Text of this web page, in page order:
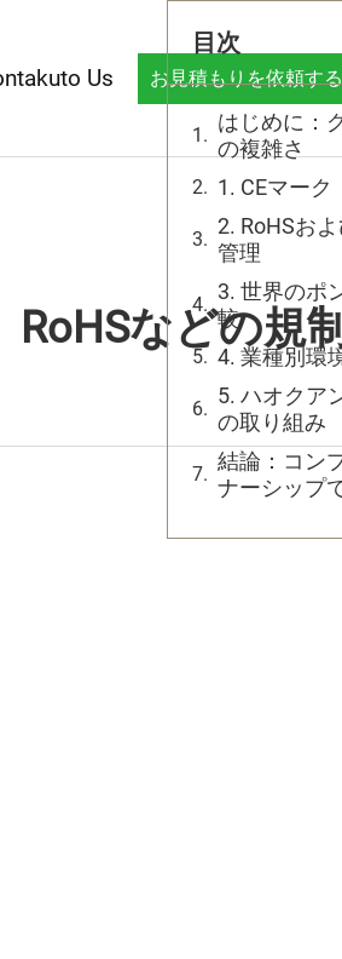
Us お見積もりを依頼する
などの規
目次
はじめに：
の複雑さ
1. CEマーク
2. RoHSお
管理
3. 世界のポ
較
4. 業種別環
5. ハオクア
の取り組み
結論：コン
ナーシップ